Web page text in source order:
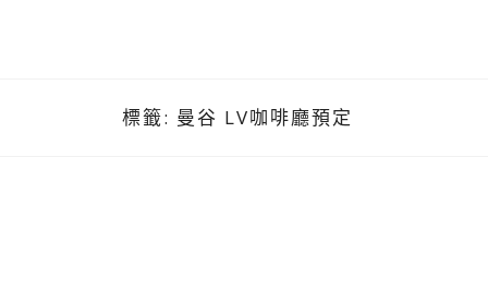
標籤: 曼谷 LV咖啡廳預定